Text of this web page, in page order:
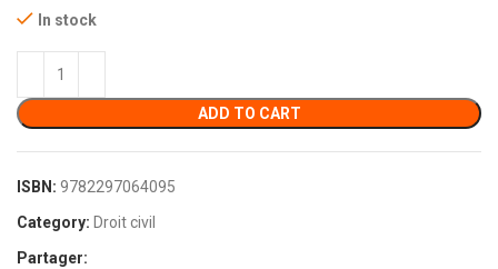
In stock
ADD TO CART
ISBN: 9782297064095
Category: Droit civil
Partager: